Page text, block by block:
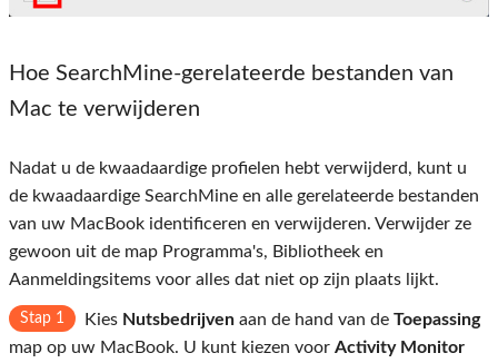
Hoe SearchMine-gerelateerde bestanden van
Mac te verwijderen
Nadat u de kwaadaardige profielen hebt verwijderd, kunt u
de kwaadaardige SearchMine en alle gerelateerde bestanden
van uw MacBook identificeren en verwijderen. Verwijder ze
gewoon uit de map Programma's, Bibliotheek en
Aanmeldingsitems voor alles dat niet op zijn plaats lijkt.
Stap 1 Kies Nutsbedrijven aan de hand van de Toepassing
map op uw MacBook. U kunt kiezen voor Activity Monitor